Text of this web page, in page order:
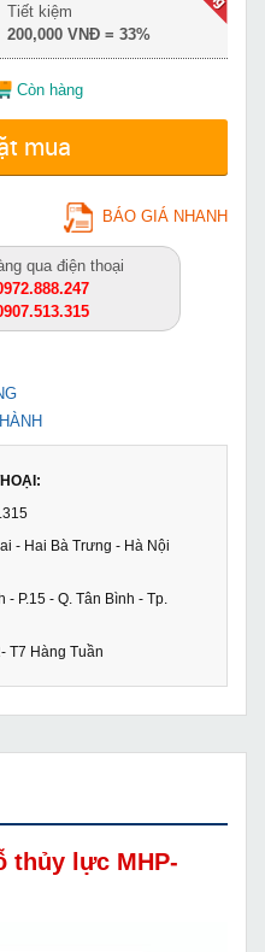
Tiết kiệm
200,000 VNĐ = 33%
Còn hàng
mua
BÁO GIÁ NHANH
qua điện thoại
- Hai Bà Trưng - Hà Nội
P.15 - Q. Tân Bình - Tp.
T7 Hàng Tuần
thủy lực MHP-